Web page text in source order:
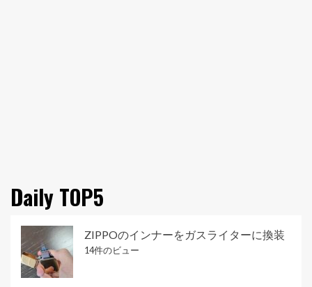
Daily TOP5
ZIPPOのインナーをガスライターに換装
14件のビュー